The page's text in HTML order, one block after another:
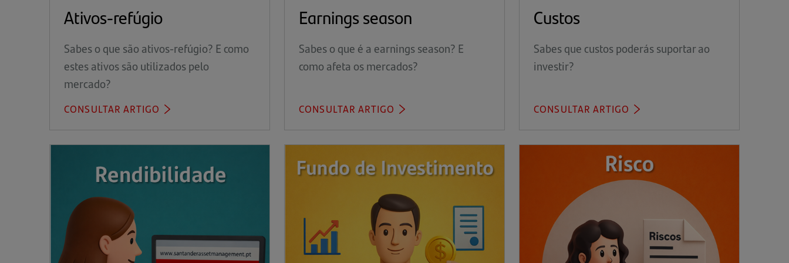
Ativos-refúgio
Sabes o que são ativos-refúgio? E como
estes ativos são utilizados pelo
mercado?
CONSULTAR ARTIGO
Earnings season
Sabes o que é a earnings season? E
como afeta os mercados?
CONSULTAR ARTIGO
Custos
Sabes que custos poderás suportar ao
investir?
CONSULTAR ARTIGO